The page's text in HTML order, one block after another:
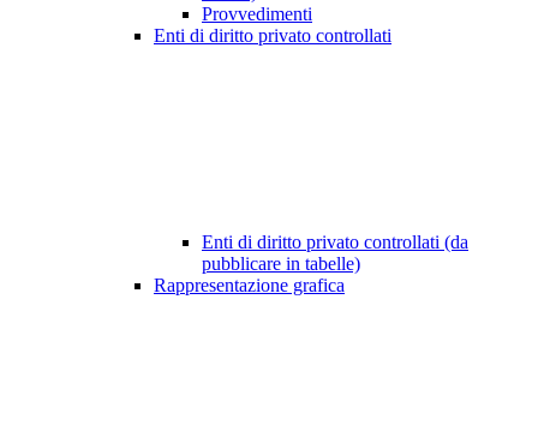
Provvedimenti
Enti di diritto privato controllati
Enti di diritto privato controllati (da
pubblicare in tabelle)
Rappresentazione grafica